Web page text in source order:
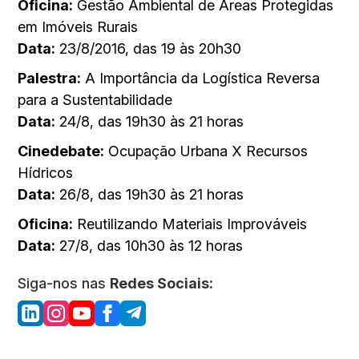
Oficina: Gestão Ambiental de Áreas Protegidas
em Imóveis Rurais
Data: 23/8/2016, das 19 às 20h30
Palestra: A Importância da Logística Reversa
para a Sustentabilidade
Data: 24/8, das 19h30 às 21 horas
Cinedebate: Ocupação Urbana X Recursos
Hídricos
Data: 26/8, das 19h30 às 21 horas
Oficina: Reutilizando Materiais Improváveis
Data: 27/8, das 10h30 às 12 horas
Siga-nos nas Redes Sociais: